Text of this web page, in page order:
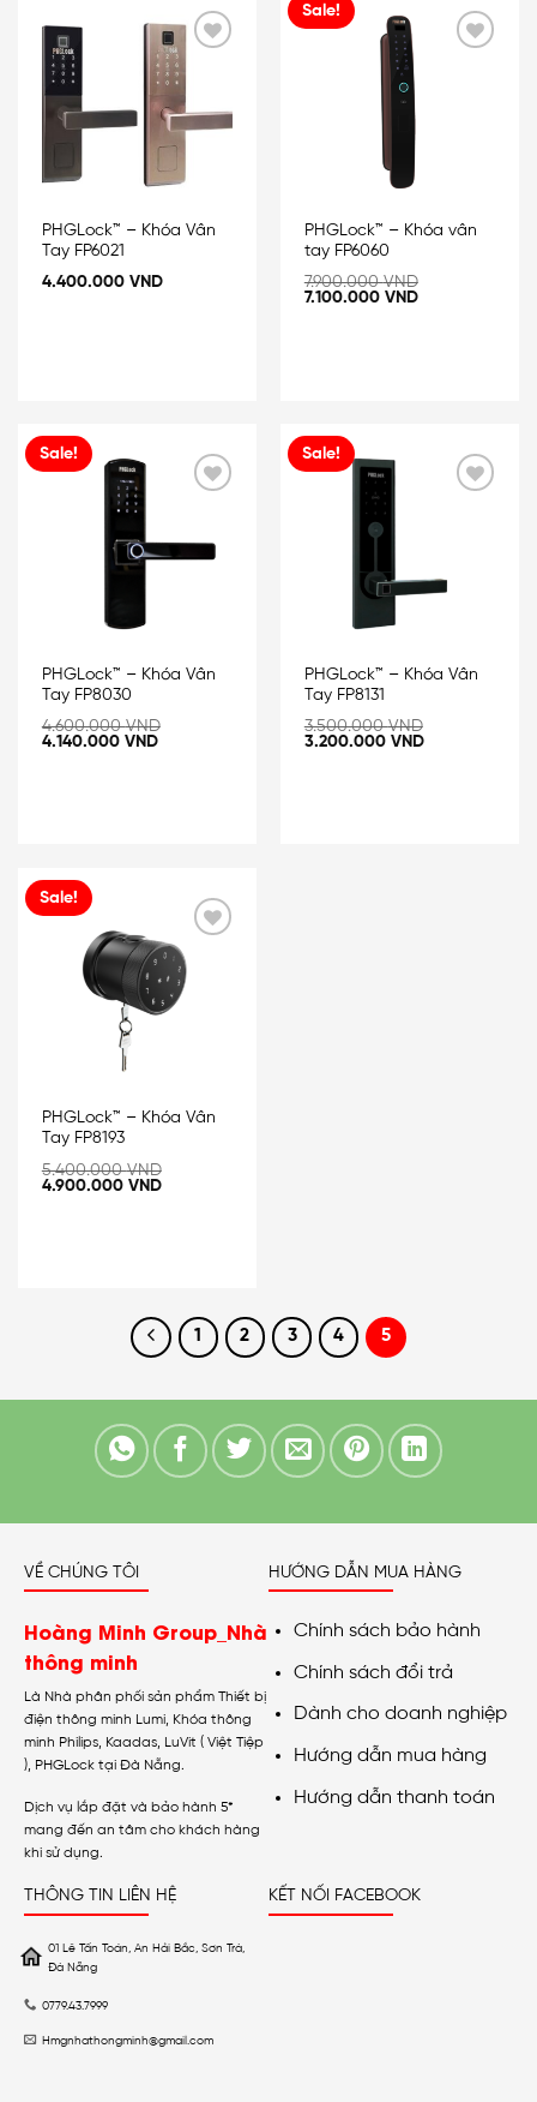
PHGLock™ – Khóa Vân
Tay FP6021
4.400.000 VND
Sale!
PHGLock™ – Khóa vân
tay FP6060
7.900.000VND
7.100.000 VND
Sale!
wishlist
PHGLock™ – Khóa Vân
Tay FP8030
4.600.000VND
4.140.000 VND
Sale!
PHGLock™ – Khóa Vân
Tay FP8131
3.500.000VND
3.200.000 VND
Sale!
wishlist
PHGLock™ – Khóa Vân
Tay FP8193
5.400.000VND
4.900.000 VND
1 2 3 4 5
VỀ CHÚNG TÔI
Hoàng Minh Group_Nhà
thông minh
Là Nhà phân phối sản phẩm Thiết bị
điện thông minh Lumi, Khóa thông
minh Philips, Kaadas, LuVit ( Việt Tiệp
), PHGLock tại Đà Nẵng.
Dịch vụ lắp đặt và bảo hành 5*
mang đến an tâm cho khách hàng
khi sử dụng.
HƯỚNG DẪN MUA HÀNG
Chính sách bảo hành
Chính sách đổi trả
Dành cho doanh nghiệp
Hướng dẫn mua hàng
Hướng dẫn thanh toán
THÔNG TIN LIÊN HỆ
01 Lê Tấn Toán, An Hải Bắc, Sơn Trà,
Đà Nẵng
0779.43.7999
Hmgnhathongminh@gmail.com
KẾT NỐI FACEBOOK